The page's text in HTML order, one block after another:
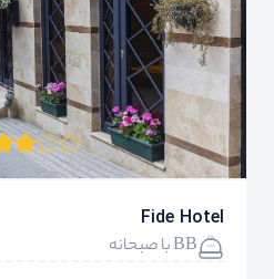
Fide Hotel
BB با صبحانه